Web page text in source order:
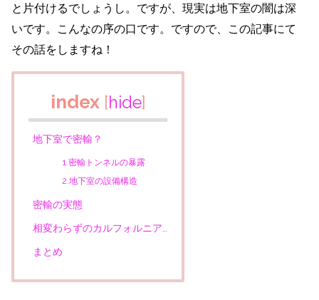
と片付けるでしょうし。ですが、現実は地下室の闇は深
いです。こんなの序の口です。ですので、この記事にて
その話をしますね！
index [hide]
地下室で密輸？
1.密輸トンネルの暴露
2.地下室の設備構造
密輸の実態
相変わらずのカルフォルニア…
まとめ